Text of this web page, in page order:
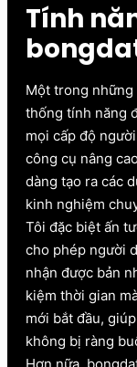
Tính
Một trong
thống tính năng
mọi cấp độ
công cụ nâng
dàng tạo ra các
kinh nghiệm
Tôi đặc biệt ấn
cho phép người
nhận được bản
kiệm thời gian
mới bắt đầu,
không bị ràng